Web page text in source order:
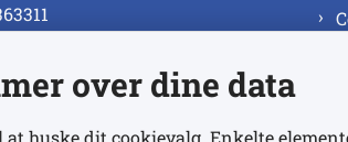
over dine data
huske dit cookievalg. Enkelte